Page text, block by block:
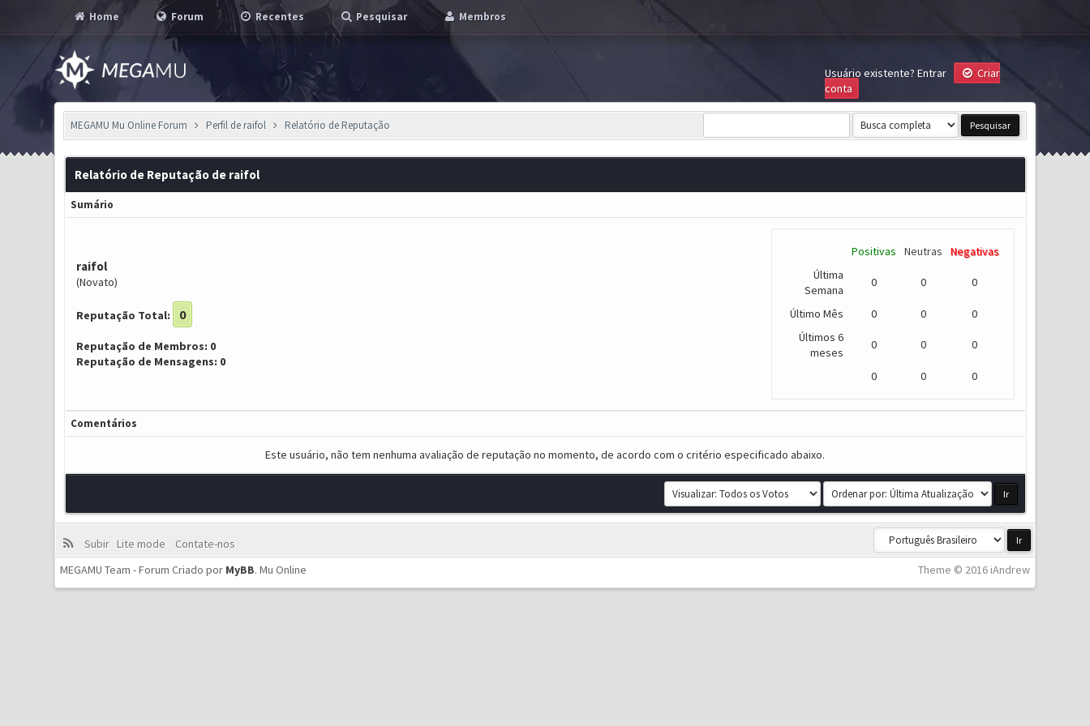
Home Forum Recentes Pesquisar Membros
Usuário existente? Entrar
Criar
conta
MEGAMU Mu Online Forum Perfil de raifol Relatório de Reputação
Relatório de Reputação de raifol
Sumário
raifol
(Novato)
Reputação Total: 0
Reputação de Membros: 0
Reputação de Mensagens: 0
Positivas Neutras
Negativas
Última
Semana
0 0 0
Último Mês 0 0
0
Últimos 6
meses
0 0 0
0 0 0
Comentários
Este usuário, não tem nenhuma avaliação de reputação no momento, de acordo com o critério especificado abaixo.
Subir Lite mode
Contate-nos
Theme © 2016 iAndrew
MEGAMU Team - Forum Criado por MyBB.Mu Online